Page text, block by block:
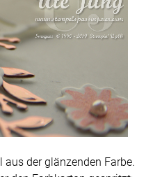
aus der glänzenden Farbe.